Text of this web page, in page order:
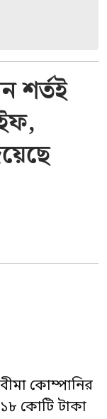
শর্তই
কোম্পানির
কোটি টাকা